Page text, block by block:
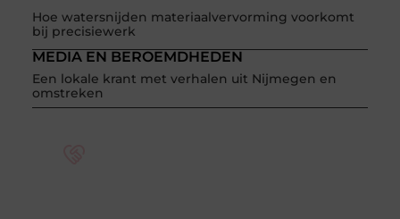
Hoe watersnijden materiaalvervorming voorkomt
bij precisiewerk
MEDIA EN BEROEMDHEDEN
Een lokale krant met verhalen uit Nijmegen en
omstreken